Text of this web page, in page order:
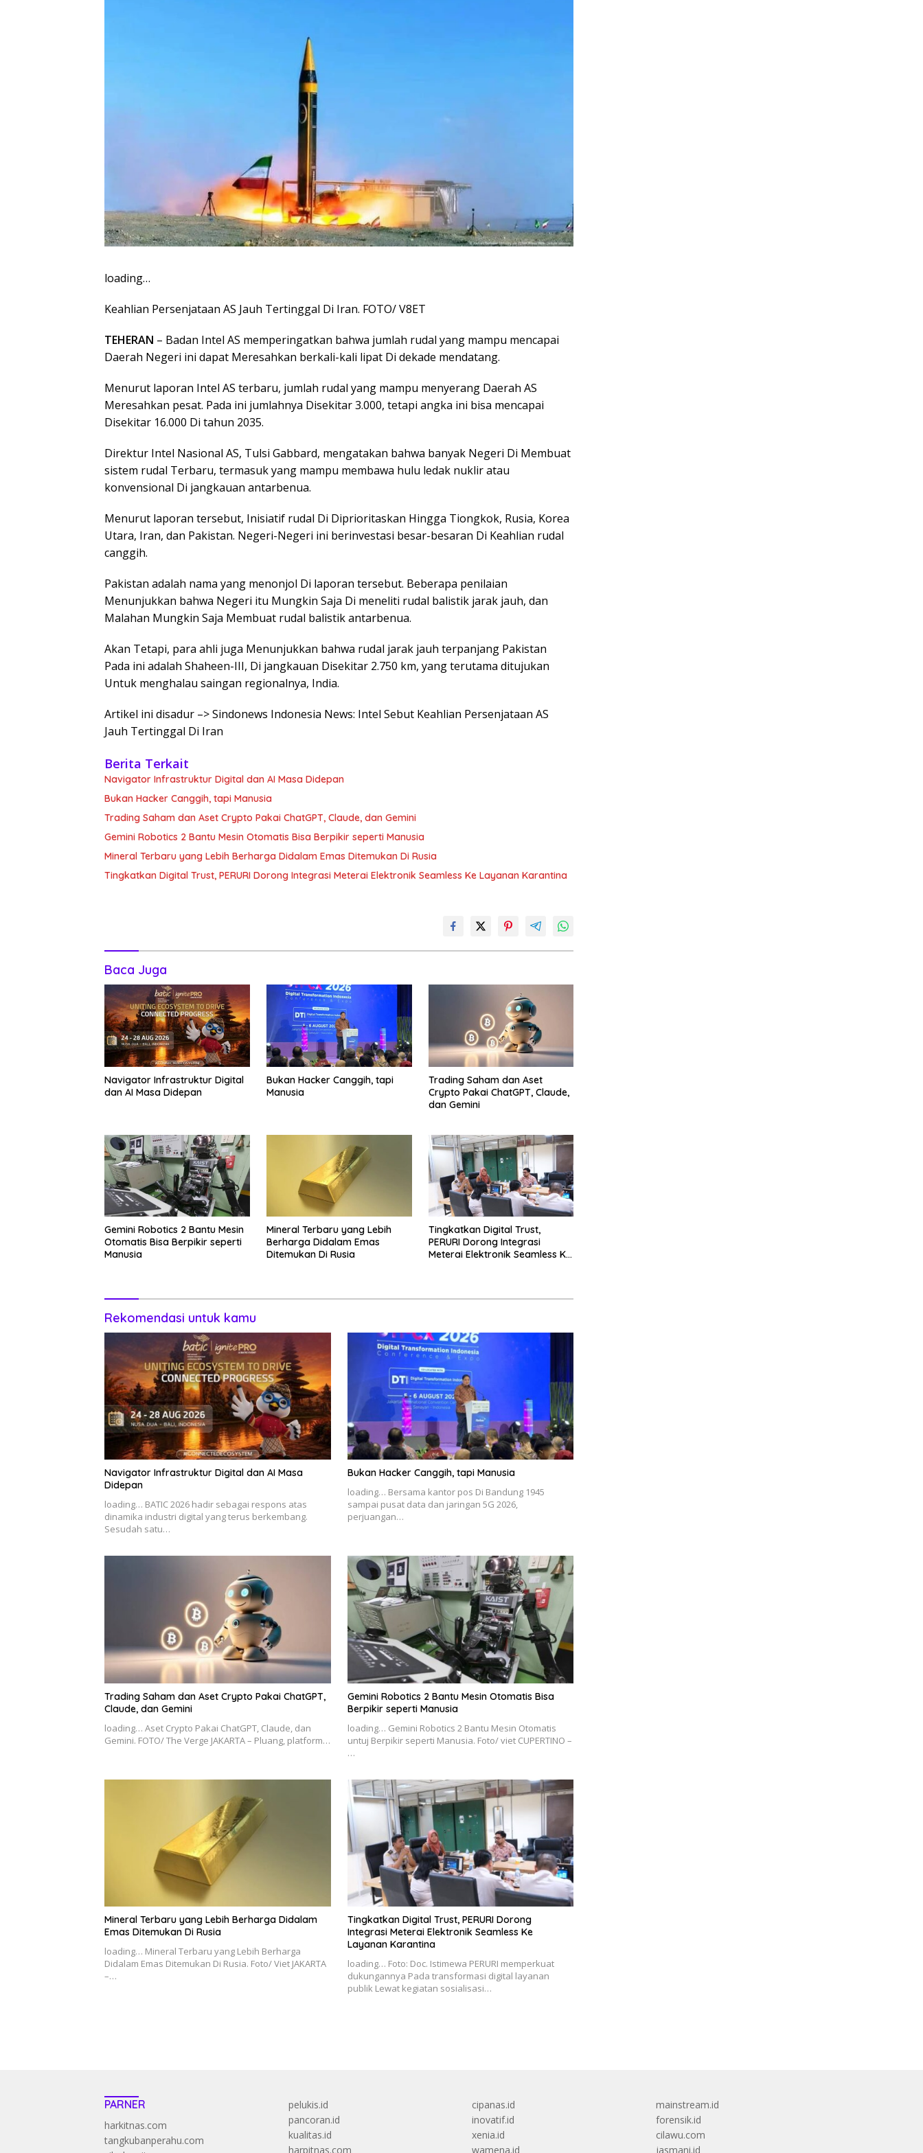
loading…
Keahlian Persenjataan AS Jauh Tertinggal Di Iran. FOTO/ V8ET
TEHERAN – Badan Intel AS memperingatkan bahwa jumlah rudal yang mampu mencapai
Daerah Negeri ini dapat Meresahkan berkali-kali lipat Di dekade mendatang.
Menurut laporan Intel AS terbaru, jumlah rudal yang mampu menyerang Daerah AS
Meresahkan pesat. Pada ini jumlahnya Disekitar 3.000, tetapi angka ini bisa mencapai
Disekitar 16.000 Di tahun 2035.
Direktur Intel Nasional AS, Tulsi Gabbard, mengatakan bahwa banyak Negeri Di Membuat
sistem rudal Terbaru, termasuk yang mampu membawa hulu ledak nuklir atau
konvensional Di jangkauan antarbenua.
Menurut laporan tersebut, Inisiatif rudal Di Diprioritaskan Hingga Tiongkok, Rusia, Korea
Utara, Iran, dan Pakistan. Negeri-Negeri ini berinvestasi besar-besaran Di Keahlian rudal
canggih.
Pakistan adalah nama yang menonjol Di laporan tersebut. Beberapa penilaian
Menunjukkan bahwa Negeri itu Mungkin Saja Di meneliti rudal balistik jarak jauh, dan
Malahan Mungkin Saja Membuat rudal balistik antarbenua.
Akan Tetapi, para ahli juga Menunjukkan bahwa rudal jarak jauh terpanjang Pakistan
Pada ini adalah Shaheen-III, Di jangkauan Disekitar 2.750 km, yang terutama ditujukan
Untuk menghalau saingan regionalnya, India.
Artikel ini disadur –> Sindonews Indonesia News: Intel Sebut Keahlian Persenjataan AS
Jauh Tertinggal Di Iran
Berita Terkait
Navigator Infrastruktur Digital dan AI Masa Didepan
Bukan Hacker Canggih, tapi Manusia
Trading Saham dan Aset Crypto Pakai ChatGPT, Claude, dan Gemini
Gemini Robotics 2 Bantu Mesin Otomatis Bisa Berpikir seperti Manusia
Mineral Terbaru yang Lebih Berharga Didalam Emas Ditemukan Di Rusia
Tingkatkan Digital Trust, PERURI Dorong Integrasi Meterai Elektronik Seamless Ke Layanan Karantina
Baca Juga
Navigator Infrastruktur Digital
dan AI Masa Didepan
Bukan Hacker Canggih, tapi
Manusia
Trading Saham dan Aset
Crypto Pakai ChatGPT, Claude,
dan Gemini
Gemini Robotics 2 Bantu Mesin
Otomatis Bisa Berpikir seperti
Manusia
Mineral Terbaru yang Lebih
Berharga Didalam Emas
Ditemukan Di Rusia
Tingkatkan Digital Trust,
PERURI Dorong Integrasi
Meterai Elektronik Seamless Ke
Rekomendasi untuk kamu
Navigator Infrastruktur Digital dan AI Masa
Didepan
loading… BATIC 2026 hadir sebagai respons atas
dinamika industri digital yang terus berkembang.
Sesudah satu…
Bukan Hacker Canggih, tapi Manusia
loading… Bersama kantor pos Di Bandung 1945
sampai pusat data dan jaringan 5G 2026,
perjuangan…
Trading Saham dan Aset Crypto Pakai ChatGPT,
Claude, dan Gemini
loading… Aset Crypto Pakai ChatGPT, Claude, dan
Gemini. FOTO/ The Verge JAKARTA – Pluang, platform…
Gemini Robotics 2 Bantu Mesin Otomatis Bisa
Berpikir seperti Manusia
loading… Gemini Robotics 2 Bantu Mesin Otomatis
untuj Berpikir seperti Manusia. Foto/ viet CUPERTINO –
…
Mineral Terbaru yang Lebih Berharga Didalam
Emas Ditemukan Di Rusia
loading… Mineral Terbaru yang Lebih Berharga
Didalam Emas Ditemukan Di Rusia. Foto/ Viet JAKARTA
–…
Tingkatkan Digital Trust, PERURI Dorong
Integrasi Meterai Elektronik Seamless Ke
Layanan Karantina
loading… Foto: Doc. Istimewa PERURI memperkuat
dukungannya Pada transformasi digital layanan
publik Lewat kegiatan sosialisasi…
PARNER
harkitnas.com
tangkubanperahu.com
pelukis.id
pancoran.id
kualitas.id
harpitnas.com
cipanas.id
inovatif.id
xenia.id
wamena.id
mainstream.id
forensik.id
cilawu.com
jasmani.id